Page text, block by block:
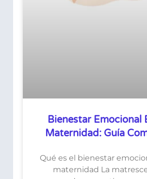
Bienestar Emocional
Maternidad: Guía
Qué es el bienestar
maternidad La